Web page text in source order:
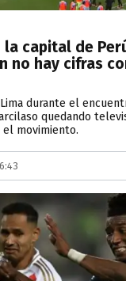
la capital de
no hay cifras
durante el
quedando
movimiento.